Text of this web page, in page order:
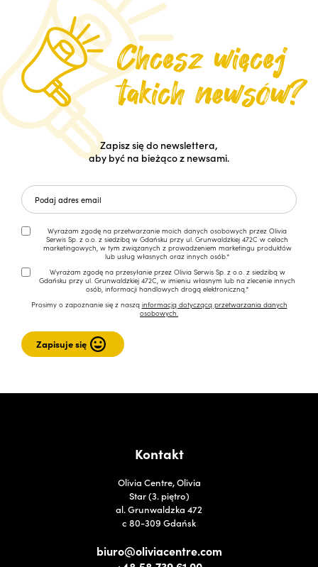
Zapisz się do newslettera,
aby być na bieżąco z newsami.
Wyrażam zgodę na przetwarzanie moich danych osobowych przez Olivia
Serwis Sp. z o.o. z siedzibą w Gdańsku przy ul. Grunwaldzkiej 472C w celach
marketingowych, w tym związanych z prowadzeniem marketingu produktów
lub usług własnych oraz innych osób.*
Wyrażam zgodę na przesyłanie przez Olivia Serwis Sp. z o.o. z siedzibą w
Gdańsku przy ul. Grunwaldzkiej 472C, w imieniu własnym lub na zlecenie innych
osób, informacji handlowych drogą elektroniczną.*
Prosimy o zapoznanie się z naszą informacją dotyczącą przetwarzania danych
osobowych.
Kontakt
Olivia Centre, Olivia
Star (3. piętro)
al. Grunwaldzka 472
c 80-309 Gdańsk
biuro@oliviacentre.com